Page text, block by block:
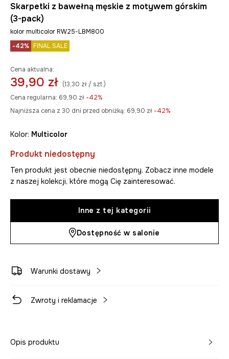
Skarpetki z bawełną męskie z motywem górskim
(3-pack)
kolor multicolor RW25-LBM800
-42% FINAL SALE
Cena aktualna:
39,90 zł (13,30 zł / szt.)
Cena regularna: 69,90 zł -42%
Najniższa cena z 30 dni przed obniżką: 69,90 zł -42%
Kolor: multicolor
Produkt niedostępny
Ten produkt jest obecnie niedostępny. Zobacz inne modele
z naszej kolekcji, które mogą Cię zainteresować.
Inne z tej kategorii
Dostępność w salonie
Warunki dostawy
Zwroty i reklamacje
Opis produktu